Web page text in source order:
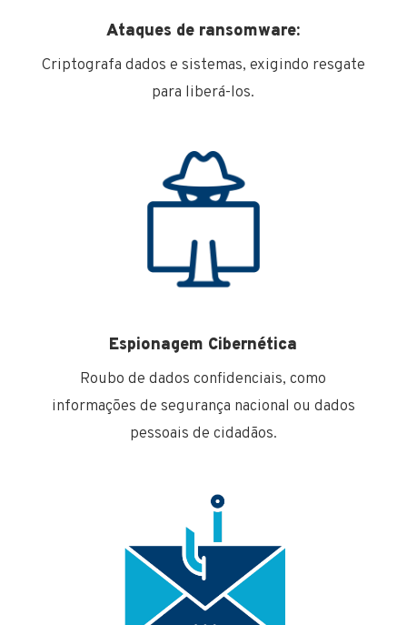
Ataques de ransomware:
Criptografa dados e sistemas, exigindo resgate
para liberá-los.
Espionagem Cibernética
Roubo de dados confidenciais, como
informações de segurança nacional ou dados
pessoais de cidadãos.